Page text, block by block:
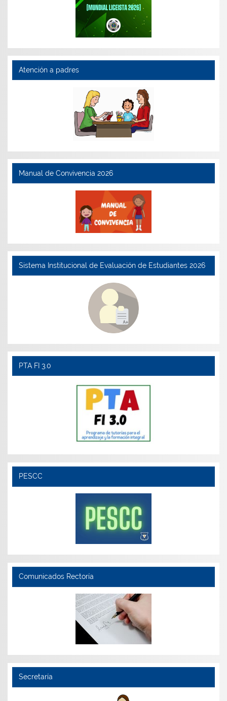
Atención a padres
Manual de Convivencia 2026
Sistema Institucional de Evaluación de Estudiantes 2026
PTA FI 3.0
PESCC
Comunicados Rectoría
Secretaría